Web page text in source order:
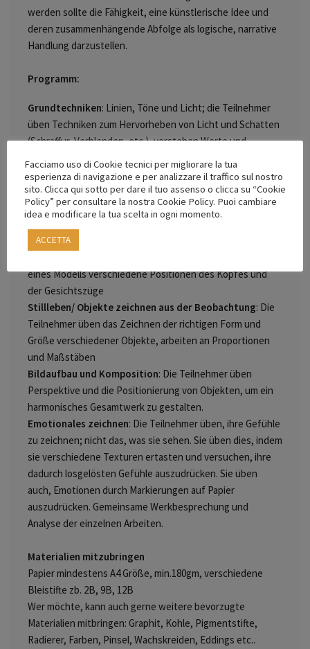
werden sollte die Fähigkeit, eine künstlerische Idee und
deren zusammenhängende Abfolge als logische, narrative
Handlung darzustellen.
Programm:
Grundtechniken: Linien, Töne und Licht; die Teilnehmer
üben Techniken zum Hervorheben von Licht und Schatten
(Schraffur, Verblenden, etc.), verstehen Werte und
Tonwertumfang
Zeichnen nach lebendem Modell:Einführung in die
Proportionen und Anatomie des Menschen. Die Teilnehmer
üben das Skizzieren der menschlichen Figur anhand von
Portrait/Hände-zeichnen nach lebendem Modell
eines Modells verschiedene Positionen des Kopfes und
der Gesichtszüge
Stillleben/ Objekte zeichnen aus der Beobachtung: Die
Teilnehmer üben das Zeichnen der richtigen Form und
Größe verschiedener Objekte, arbeiten an Proportionen
und Maßstäben
Bildaufbau und Komposition: Die Teilnehmer üben
Perspektive und die Positionierung von Objekten, um ein
harmonisches Gesamtwerk zu gestalten.
Emotionales zeichnen: Die Teilnehmer üben, ihre Gefühle
zu zeichnen; nicht das, was sie sehen. Sie üben dies, indem
sie verschiedene Texturen ertasten und versuchen, ihre
dadurch losgelösten Gefühle auszudrücken. Sie üben
auch, Emotionen durch Markierungen auf Papier
auszudrücken. Gemeinsame Werkbesprechung und
Analyse der einzelnen Arbeiten.
Materialien mitzubringen
Papier mindestens A4 Größe, min.180gm, verschiedene
Bleistifte zb. 2B, 9B, 12B
Wer möchte, kann auch gerne weitere bevorzugte
Materialien mitbringen: Graphit, Kohle, Pigmentstifte,
Radierer, Farben, Pinsel, Wachskreiden, Eddings etc..
Facciamo uso di Cookie tecnici per migliorare la tua
esperienza di navigazione e per analizzare il traffico sul nostro
sito. Clicca qui sotto per dare il tuo assenso o clicca su “Cookie
Policy” per consultare la nostra Cookie Policy. Puoi cambiare
idea e modificare la tua scelta in ogni momento.
ACCETTA